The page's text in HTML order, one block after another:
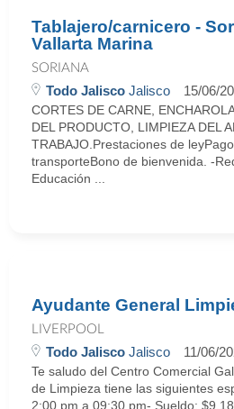
Tablajero/carnicero -
Vallarta Marina
SORIANA
Todo Jalisco Jalisco 15/06/
CORTES DE CARNE,
DEL PRODUCTO, LIMPIEZA DEL
TRABAJO.Prestaciones de
transporteBono de bienvenida. -
Educación ...
Ayudante General
LIVERPOOL
Todo Jalisco Jalisco 11/06/
Te saludo del Centro Comercial
de Limpieza tiene las siguientes
2:00 pm a 09:30 pm- Sueldo: